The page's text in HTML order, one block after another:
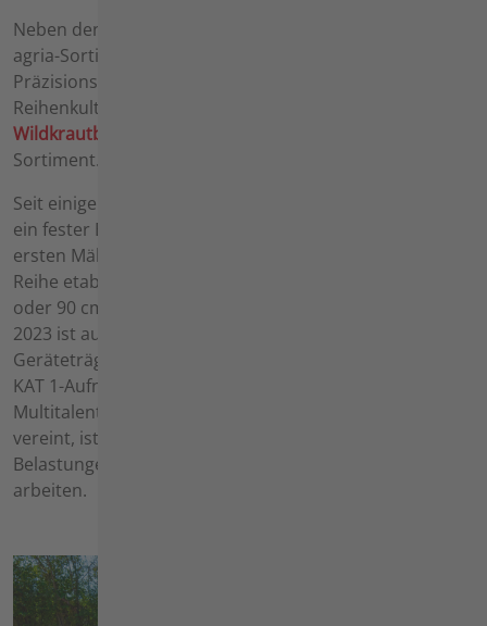
Neben den klassischen
agria-Sortiment auch Mehrzweckhacken sowie eine
Präzisions-Einradhacke für den Einsatz in der
Reihenkulturpflege. Zusätzlich ergänzen
Wildkrautbürsten
Sortiment.
Seit einigen Jahren sind auch
ein fester Bestandteil des agria-Sortiments. Neben der
ersten Mähraupe agria 9600 hat sich die agria 9500-
Reihe etabliert. Verschiedene Mähbreiten von 70, 80
oder 90 cm decken die Bedürfnisse der Kunden ab. Seit
2023 ist außerdem der erste voll elektrisch betriebene
Geräteträger, die agria 9700e auf dem Markt. Durch die
KAT 1-Aufnahme ist das Gerät ein ganzjährig nutzbares
Multitalent. Was alle ferngesteuerten Maschinen
vereint, ist die Möglichkeit, sicher und frei von
Belastungen wie Vibrationen, Lärm oder Abgasen zu
arbeiten.